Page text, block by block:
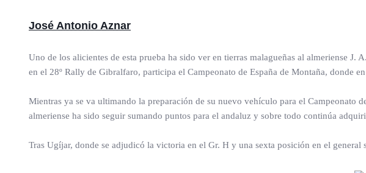
José Antonio Aznar
Uno de los alicientes de esta prueba ha sido ver en tierras malagueñas al almeriense
en el 28º Rally de Gibralfaro, participa el Campeonato de España de Montaña, donde
Mientras ya se va ultimando la preparación de su nuevo vehículo para el Campeonato
almeriense ha sido seguir sumando puntos para el andaluz y sobre todo continúa
Tras Ugíjar, donde se adjudicó la victoria en el Gr. H y una sexta posición en el